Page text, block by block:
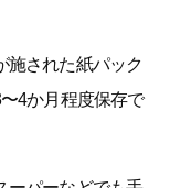
施された紙パック
4か月程度保存で